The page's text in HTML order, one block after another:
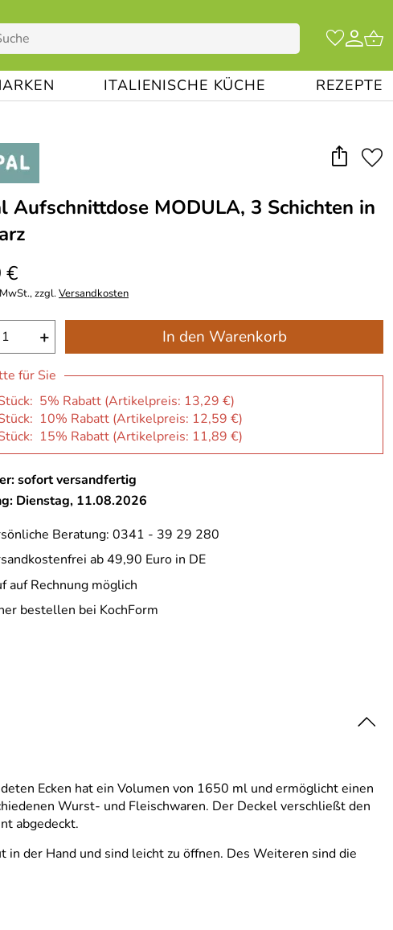
ITALIENISCHE KÜCHE REZEPTE
Aufschnittdose MODULA, 3 Schichten in
€
zzgl.Versandkosten
+ In den Warenkorb
für Sie
5% Rabatt (Artikelpreis: 13,29 €)
10% Rabatt (Artikelpreis: 12,59 €)
15% Rabatt (Artikelpreis: 11,89 €)
sofort versandfertig
Dienstag, 11.08.2026
Beratung: 0341 - 39 29 280
ab 49,90 Euro in DE
auf Rechnung möglich
bestellen bei KochForm
Ecken hat ein Volumen von 1650 ml und ermöglicht einen
Wurst- und Fleischwaren. Der Deckel verschließt den
abgedeckt.
der Hand und sind leicht zu öffnen. Des Weiteren sind die